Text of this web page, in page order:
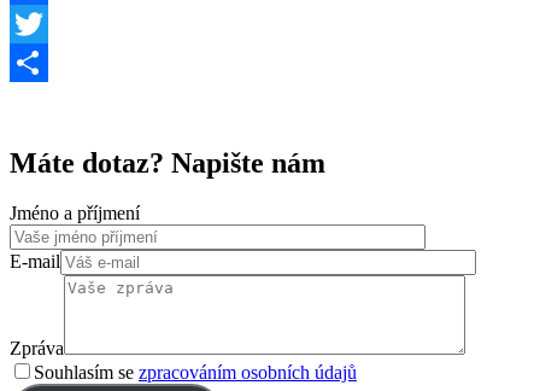
Facebook
Twitter
Máte dotaz? Napište nám
Jméno a příjmení
E-mail
Zpráva
Souhlasím se zpracováním osobních údajů